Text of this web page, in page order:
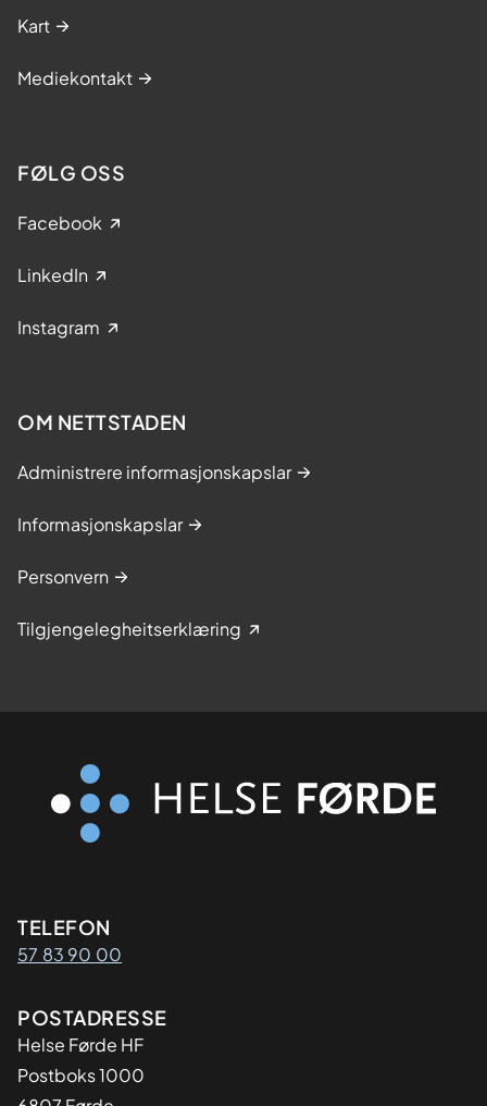
Kart
Mediekontakt
FØLG OSS
Facebook
LinkedIn
Instagram
OM NETTSTADEN
Administrere informasjonskapslar
Informasjonskapslar
Personvern
Tilgjengelegheitserklæring
Kontaktinformasjon
TELEFON
57 83 90 00
Adresse
POSTADRESSE
Helse Førde HF
Postboks 1000